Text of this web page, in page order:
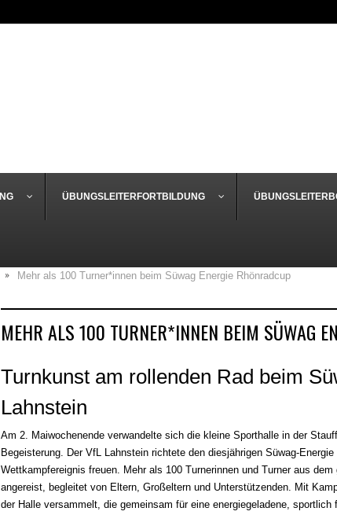
ÜBUNGSLEITERFORTBILDUNG
Mehr als 100 Turner*innen beim Süwag Energie Rhönradcup
MEHR ALS 100 TURNER*INNEN BEIM SÜWAG
Turnkunst am rollenden Rad beim
Lahnstein
Am 2. Maiwochenende verwandelte sich die kleine Sporthalle in der
Begeisterung. Der VfL Lahnstein richtete den diesjährigen Süwag-
Wettkampfereignis freuen. Mehr als 100 Turnerinnen und Turner aus
angereist, begleitet von Eltern, Großeltern und Unterstützenden. Mit
der Halle versammelt, die gemeinsam für eine energiegeladene, sportlich